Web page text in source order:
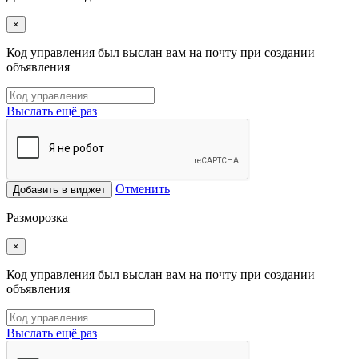
×
Код управления был выслан вам на почту при создании
объявления
Выслать ещё раз
Добавить в виджет Отменить
Разморозка
×
Код управления был выслан вам на почту при создании
объявления
Выслать ещё раз